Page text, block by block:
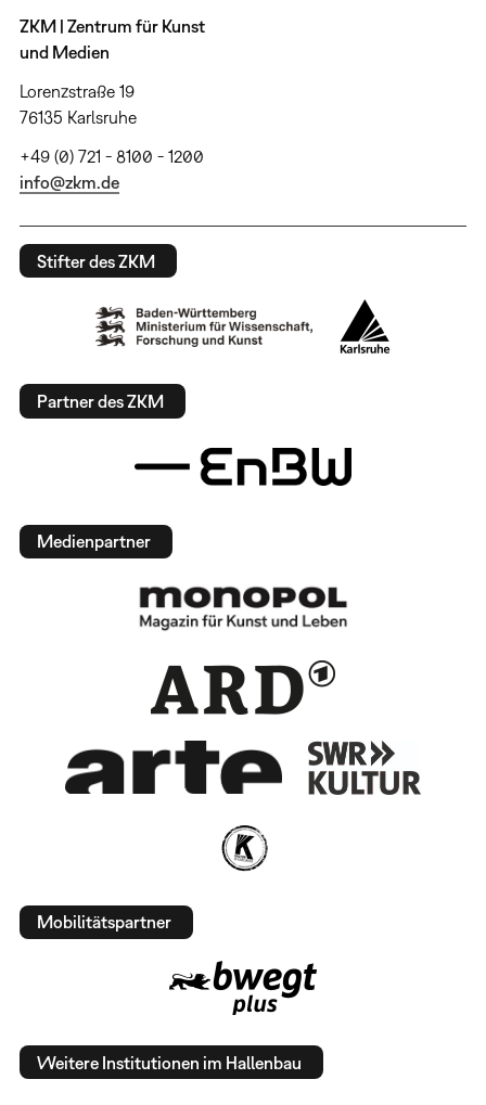
ZKM | Zentrum für Kunst
und Medien
Lorenzstraße 19
76135 Karlsruhe
+49 (0) 721 - 8100 - 1200
info@zkm.de
Stifter des ZKM
Partner des ZKM
Medienpartner
Mobilitätspartner
Weitere Institutionen im Hallenbau